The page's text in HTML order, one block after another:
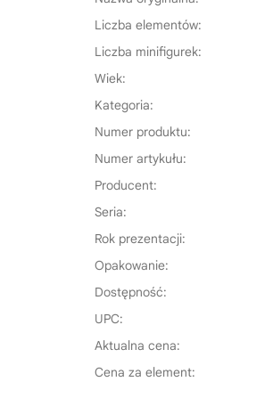
Liczba elementów:
Liczba minifigurek:
Wiek:
Kategoria:
Numer produktu:
Numer artykułu:
Producent:
Seria:
Rok prezentacji:
Opakowanie:
Dostępność:
UPC:
Aktualna cena:
Cena za element: